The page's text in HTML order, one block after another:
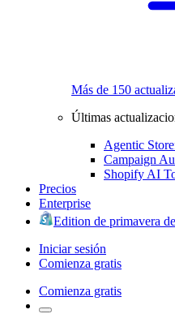
Más de 150
Últimas
Agentic
Campaign
Shopify AI
Precios
Enterprise
Edition de primavera
Iniciar sesión
Comienza gratis
Comienza gratis